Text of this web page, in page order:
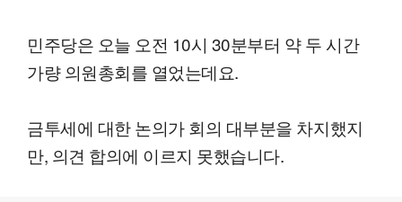
민주당은 오늘 오전 10시 30분부터 약 두 시간
가량 의원총회를 열었는데요.
금투세에 대한 논의가 회의 대부분을 차지했지
만, 의견 합의에 이르지 못했습니다.